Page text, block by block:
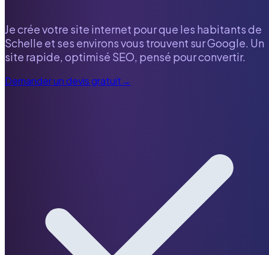
Je crée votre site internet pour que les habitants de
Schelle et ses environs vous trouvent sur Google. Un
site rapide, optimisé SEO, pensé pour convertir.
Demander un devis gratuit→